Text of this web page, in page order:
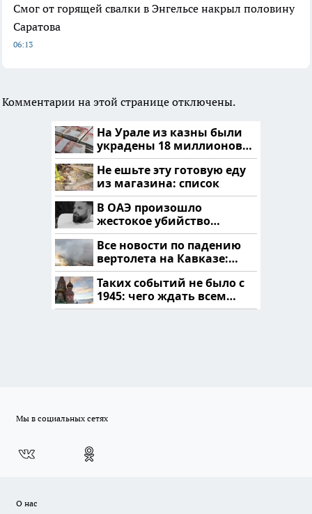
Смог от горящей свалки в Энгельсе накрыл половину
Саратова
06:13
Комментарии на этой странице отключены.
На Урале из казны были
украдены 18 миллионов
рублей
Не ешьте эту готовую еду
из магазина: список
В ОАЭ произошло
жестокое убийство
криптомиллионера
Все новости по падению
вертолета на Кавказе:
читать здесь
Таких событий не было с
1945: чего ждать всем
нам?
Мы в социальных сетях
О нас